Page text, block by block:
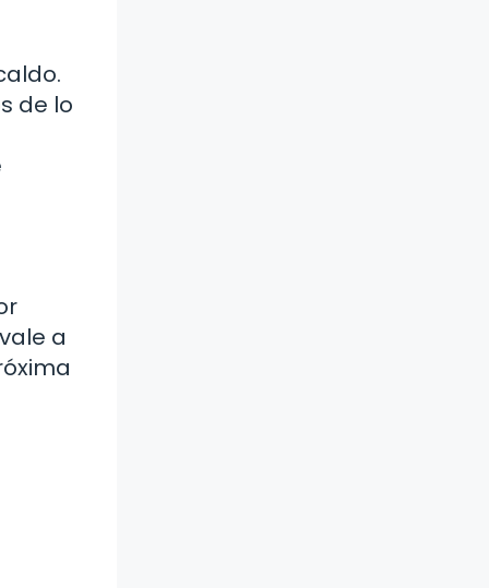
de lo
a